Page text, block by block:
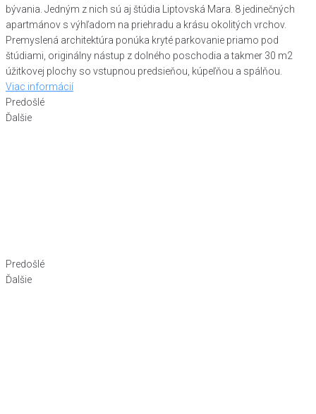
bývania. Jedným z nich sú aj štúdia Liptovská Mara. 8 jedinečných
apartmánov s výhľadom na priehradu a krásu okolitých vrchov.
Premyslená architektúra ponúka kryté parkovanie priamo pod
štúdiami, originálny nástup z dolného poschodia a takmer 30 m2
úžitkovej plochy so vstupnou predsieňou, kúpeľňou a spálňou.
Viac informácií
Predošlé
Ďalšie
Predošlé
Ďalšie